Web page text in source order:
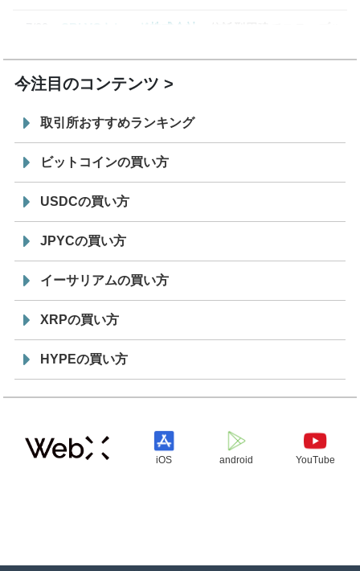
7/29
SBI VCトレード株式会社
信託型円建てステーブル
今注目のコンテンツ
取引所おすすめランキング
ビットコインの買い方
USDCの買い方
JPYCの買い方
イーサリアムの買い方
XRPの買い方
HYPEの買い方
iOS android YouTube